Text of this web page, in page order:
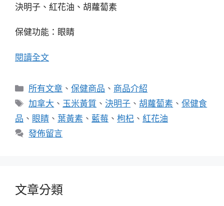
決明子、紅花油、胡蘿蔔素
保健功能：眼睛
閱讀全文
分
類
所有文章 、保健商品 、 商品介紹
標
籤
加拿大 、 玉米黃質 、 決明子 、 胡蘿蔔素 、保健食
品 、 眼睛 、 葉黃素 、 藍莓 、 枸杞 、 紅花油
發佈留言
文章分類